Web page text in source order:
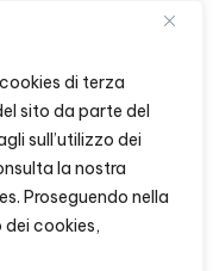
di terza
sito da parte del
sull’utilizzo dei
la nostra
Proseguendo nella
dei cookies,